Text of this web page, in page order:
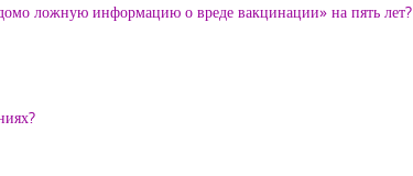
ложную информацию о вреде вакцинации» на пять лет?